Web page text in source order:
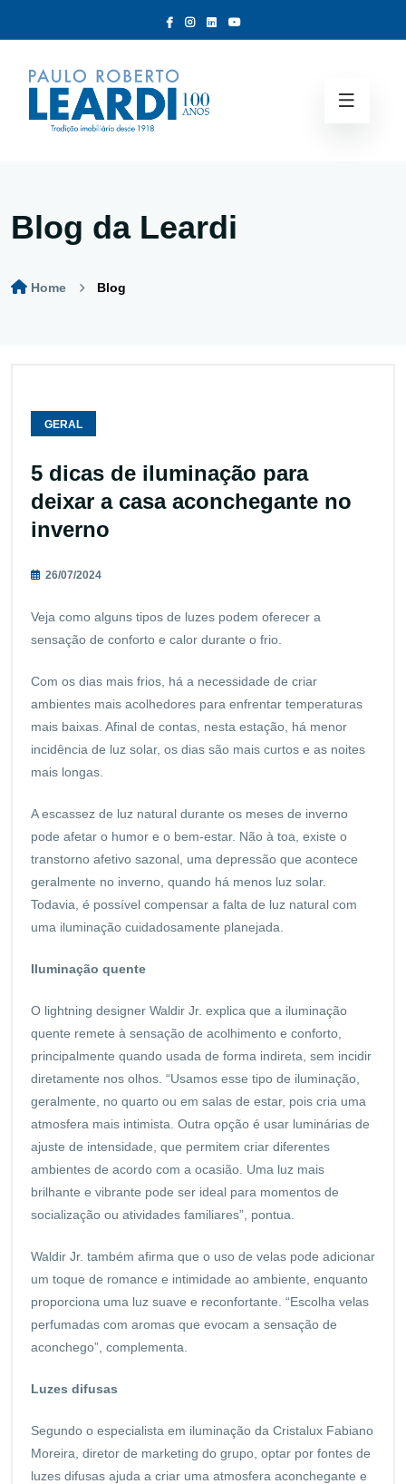
Blog da Leardi
Home Blog
GERAL
5 dicas de iluminação para
deixar a casa aconchegante no
inverno
26/07/2024
Veja como alguns tipos de luzes podem oferecer a
sensação de conforto e calor durante o frio.
Com os dias mais frios, há a necessidade de criar
ambientes mais acolhedores para enfrentar temperaturas
mais baixas. Afinal de contas, nesta estação, há menor
incidência de luz solar, os dias são mais curtos e as noites
mais longas.
A escassez de luz natural durante os meses de inverno
pode afetar o humor e o bem-estar. Não à toa, existe o
transtorno afetivo sazonal, uma depressão que acontece
geralmente no inverno, quando há menos luz solar.
Todavia, é possível compensar a falta de luz natural com
uma iluminação cuidadosamente planejada.
Iluminação quente
O lightning designer Waldir Jr. explica que a iluminação
quente remete à sensação de acolhimento e conforto,
principalmente quando usada de forma indireta, sem incidir
diretamente nos olhos. “Usamos esse tipo de iluminação,
geralmente, no quarto ou em salas de estar, pois cria uma
atmosfera mais intimista. Outra opção é usar luminárias de
ajuste de intensidade, que permitem criar diferentes
ambientes de acordo com a ocasião. Uma luz mais
brilhante e vibrante pode ser ideal para momentos de
socialização ou atividades familiares”, pontua.
Waldir Jr. também afirma que o uso de velas pode adicionar
um toque de romance e intimidade ao ambiente, enquanto
proporciona uma luz suave e reconfortante. “Escolha velas
perfumadas com aromas que evocam a sensação de
aconchego”, complementa.
Luzes difusas
Segundo o especialista em iluminação da Cristalux Fabiano
Moreira, diretor de marketing do grupo, optar por fontes de
luzes difusas ajuda a criar uma atmosfera aconchegante e